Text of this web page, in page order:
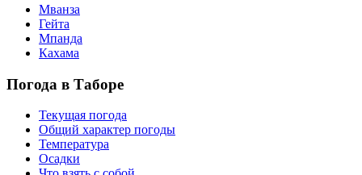
Мванза
Гейта
Мпанда
Кахама
Погода в Таборе
Текущая погода
Общий характер погоды
Температура
Осадки